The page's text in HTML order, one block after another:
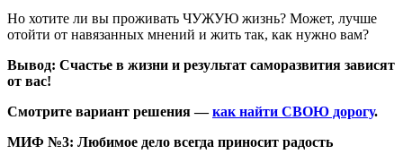
Но хотите ли вы проживать ЧУЖУЮ жизнь? Может, лучше
отойти от навязанных мнений и жить так, как нужно вам?
Вывод: Счастье в жизни и результат саморазвития зависят
от вас!
Смотрите вариант решения —как найти СВОЮ дорогу.
МИФ №3: Любимое дело всегда приносит радость